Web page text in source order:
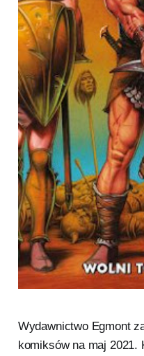
Wydawnictwo Egmont
komiksów na maj